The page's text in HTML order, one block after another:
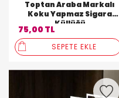
Toptan Araba Markalı
Koku Yapmaz Sigara
Küllüğü
75,00 TL
SEPETE EKLE